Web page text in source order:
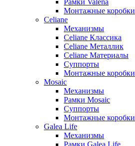
Рамки Valena
Монтажные коробки
Celiane
Механизмы
Celiane Классика
Celiane Металлик
Celiane Материалы
Суппорты
Монтажные коробки
Mosaic
Механизмы
Рамки Mosaic
Суппорты
Монтажные коробки
Galea Life
Механизмы